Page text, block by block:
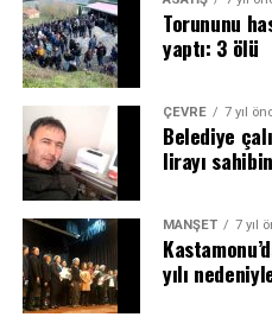
Torununu
yaptı: 3 ölü
ÇEVRE 7 yıl
Belediye
lirayı
MANŞET 7 yıl
yılı